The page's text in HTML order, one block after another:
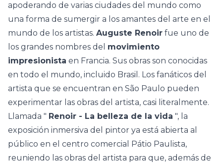
apoderando de varias ciudades del mundo como
una forma de sumergir a los amantes del arte en el
mundo de los artistas. Auguste Renoir fue uno de
los grandes nombres del movimiento
impresionista en Francia. Sus obras son conocidas
en todo el mundo, incluido Brasil. Los fanáticos del
artista que se encuentran en São Paulo pueden
experimentar las obras del artista, casi literalmente.
Llamada " Renoir - La belleza de la vida ", la
exposición inmersiva del pintor ya está abierta al
público en el centro comercial Pátio Paulista,
reuniendo las obras del artista para que, además de